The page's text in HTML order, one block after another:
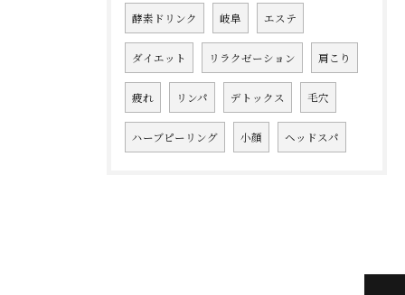
酵素ドリンク 岐阜 エステ
ダイエット リラクゼーション 肩こり
疲れ リンパ デトックス 毛穴
ハーブピーリング 小顔 ヘッドスパ